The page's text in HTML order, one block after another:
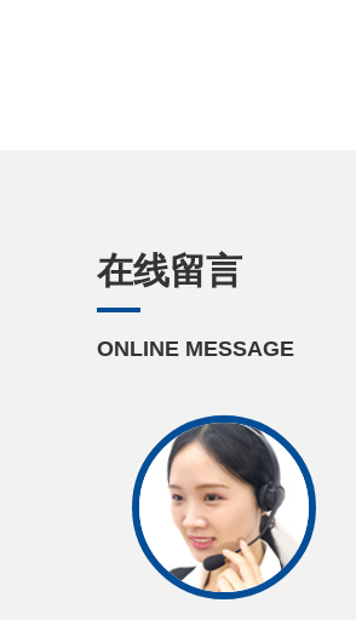
在线留言
ONLINE MESSAGE